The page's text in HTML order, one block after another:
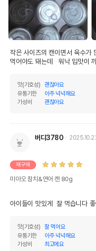
영양정보
조단백질
조섬유질
오메가3
오메가6
기타성분
작은 사이즈의 캔이면서 육수가
먹어야도 돼는데   워낙 입맛이
맛(기호성)
괜찮아요
유통기한
아주 넉넉해요
가성비
괜찮아요
버디3780
재구매
미아오 참치&연어 캔 80g
아이들이 맛있게  잘 먹습니다
맛(기호성)
잘 먹어요
유통기한
아주 넉넉해요
가성비
최고에요